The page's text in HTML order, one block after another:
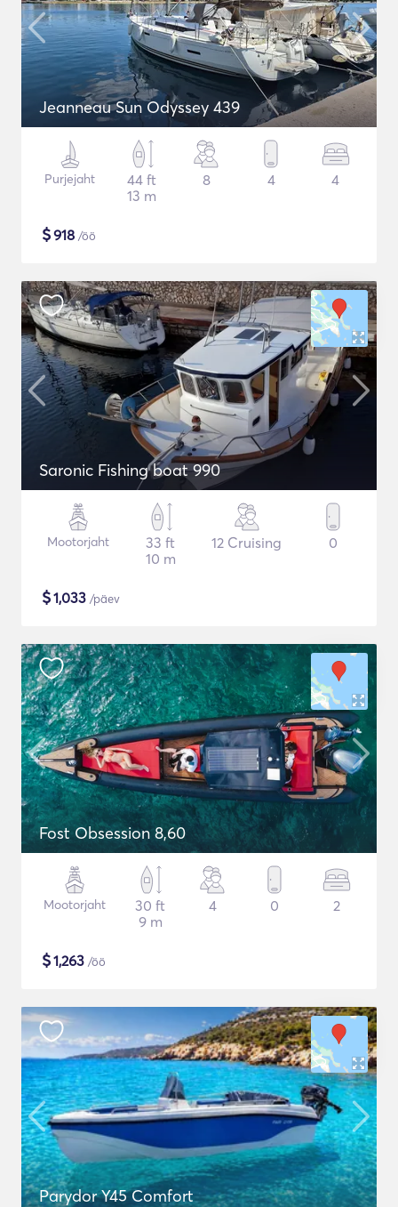
Jeanneau Sun Odyssey 439
Purjejaht
44 ft
13 m
8 4 4
$918 /öö
Saronic Fishing boat 990
Mootorjaht
33 ft
10 m
12 Cruising 0
$1,033 /päev
Fost Obsession 8,60
Mootorjaht
30 ft
9 m
4 0 2
$1,263 /öö
Parydor Y45 Comfort